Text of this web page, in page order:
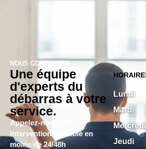
NOUS CONTACTER
Une équipe
d'experts du
débarras à votre
service.
Appelez-nous 7j/7
Intervention possible en
moins de 24/48h
Lundi
Mardi
Mercredi
Jeudi